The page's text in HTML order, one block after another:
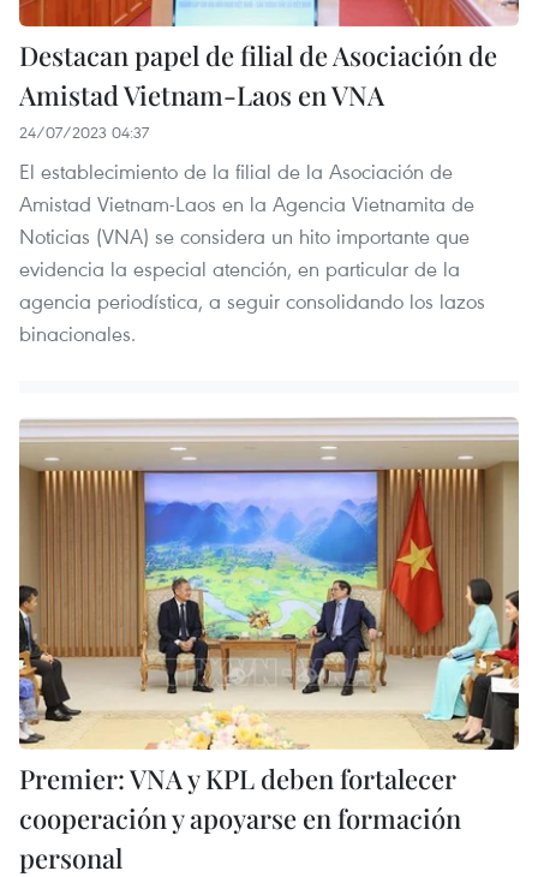
Destacan papel de filial de Asociación de
Amistad Vietnam-Laos en VNA
24/07/2023 04:37
El establecimiento de la filial de la Asociación de
Amistad Vietnam-Laos en la Agencia Vietnamita de
Noticias (VNA) se considera un hito importante que
evidencia la especial atención, en particular de la
agencia periodística, a seguir consolidando los lazos
binacionales.
Premier: VNA y KPL deben fortalecer
cooperación y apoyarse en formación
personal